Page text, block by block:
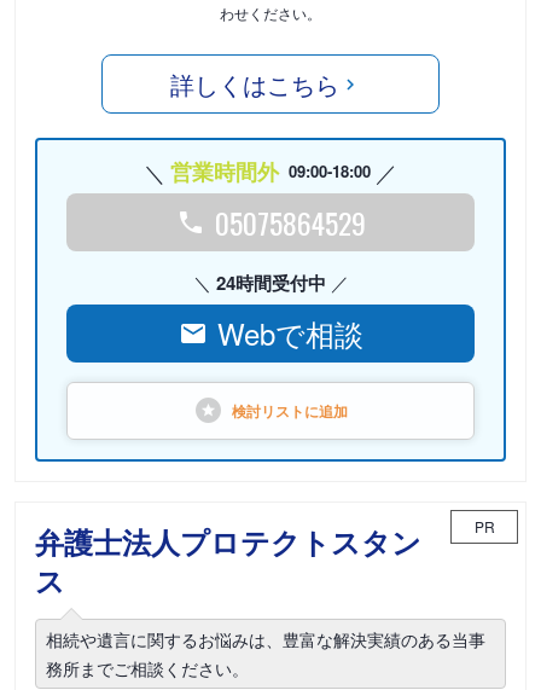
わせください。
詳しくはこちら
営業時間外 09:00-18:00
05075864529
24時間受付中
Webで相談
検討リストに追加
弁護士法人プロテクトスタン
ス
PR
相続や遺言に関するお悩みは、豊富な解決実績のある当事
務所までご相談ください。